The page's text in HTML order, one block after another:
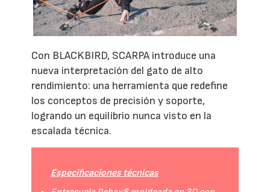
Con BLACKBIRD, SCARPA introduce una
nueva interpretación del gato de alto
rendimiento: una herramienta que redefine
los conceptos de precisión y soporte,
logrando un equilibrio nunca visto en la
escalada técnica.
Especificaciones técnicas